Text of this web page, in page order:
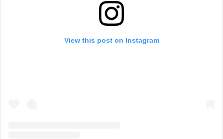
View this post on Instagram